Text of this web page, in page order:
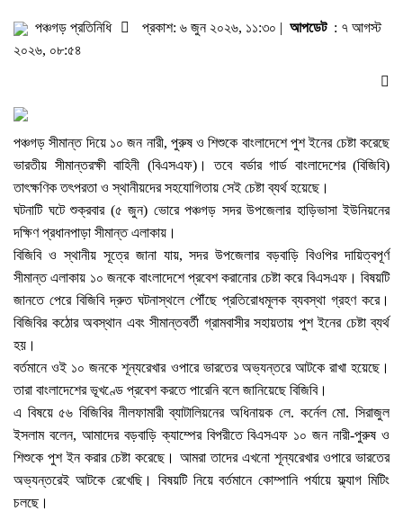
পঞ্চগড় প্রতিনিধি প্রকাশ: ৬ জুন ২০২৬, ১১:৩০ | আপডেট: ৭ আগস্ট
২০২৬, ০৮:৫৪
পঞ্চগড় সীমান্ত দিয়ে ১০ জন নারী, পুরুষ ও শিশুকে বাংলাদেশে পুশ ইনের চেষ্টা করেছে
ভারতীয় সীমান্তরক্ষী বাহিনী (বিএসএফ)। তবে বর্ডার গার্ড বাংলাদেশের (বিজিবি)
তাৎক্ষণিক তৎপরতা ও স্থানীয়দের সহযোগিতায় সেই চেষ্টা ব্যর্থ হয়েছে।
ঘটনাটি ঘটে শুক্রবার (৫ জুন) ভোরে পঞ্চগড় সদর উপজেলার হাড়িভাসা ইউনিয়নের
দক্ষিণ প্রধানপাড়া সীমান্ত এলাকায়।
বিজিবি ও স্থানীয় সূত্রে জানা যায়, সদর উপজেলার বড়বাড়ি বিওপির দায়িত্বপূর্ণ
সীমান্ত এলাকায় ১০ জনকে বাংলাদেশে প্রবেশ করানোর চেষ্টা করে বিএসএফ। বিষয়টি
জানতে পেরে বিজিবি দ্রুত ঘটনাস্থলে পৌঁছে প্রতিরোধমূলক ব্যবস্থা গ্রহণ করে।
বিজিবির কঠোর অবস্থান এবং সীমান্তবর্তী গ্রামবাসীর সহায়তায় পুশ ইনের চেষ্টা ব্যর্থ
হয়।
বর্তমানে ওই ১০ জনকে শূন্যরেখার ওপারে ভারতের অভ্যন্তরে আটকে রাখা হয়েছে।
তারা বাংলাদেশের ভূখণ্ডে প্রবেশ করতে পারেনি বলে জানিয়েছে বিজিবি।
এ বিষয়ে ৫৬ বিজিবির নীলফামারী ব্যাটালিয়নের অধিনায়ক লে. কর্নেল মো. সিরাজুল
ইসলাম বলেন, আমাদের বড়বাড়ি ক্যাম্পের বিপরীতে বিএসএফ ১০ জন নারী-পুরুষ ও
শিশুকে পুশ ইন করার চেষ্টা করেছে। আমরা তাদের এখনো শূন্যরেখার ওপারে ভারতের
অভ্যন্তরেই আটকে রেখেছি। বিষয়টি নিয়ে বর্তমানে কোম্পানি পর্যায়ে ফ্ল্যাগ মিটিং
চলছে।